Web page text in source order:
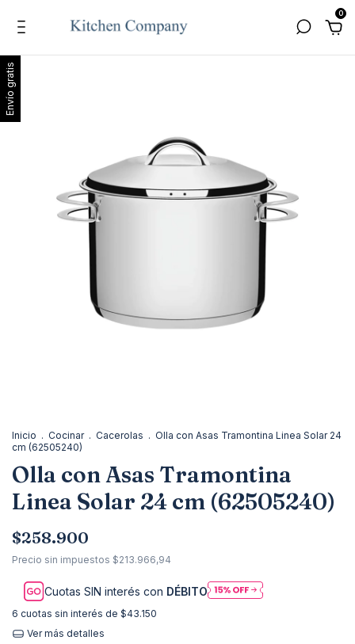
0
Envío gratis
Inicio . Cocinar . Cacerolas . Olla con Asas Tramontina Linea Solar 24
cm (62505240)
Olla con Asas Tramontina
Linea Solar 24 cm (62505240)
$258.900
Precio sin impuestos $213.966,94
Cuotas SIN interés con DÉBITO
6 cuotas sin interés de $43.150
Ver más detalles